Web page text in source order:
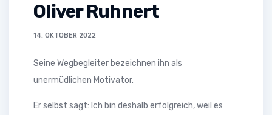
Oliver Ruhnert
14. OKTOBER 2022
Seine Wegbegleiter bezeichnen ihn als
unermüdlichen Motivator.
Er selbst sagt: Ich bin deshalb erfolgreich, weil es